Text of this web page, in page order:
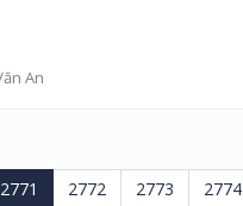
An
2771 2772 2773 2774